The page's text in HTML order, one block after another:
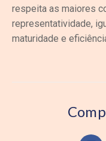
respeita as maiores
representatividade,
maturidade e